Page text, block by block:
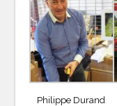
Philippe Durand